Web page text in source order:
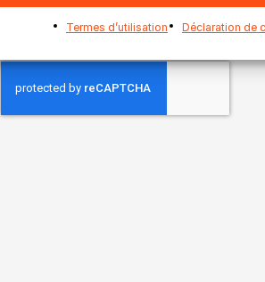
Termes d’utilisation Déclaration de